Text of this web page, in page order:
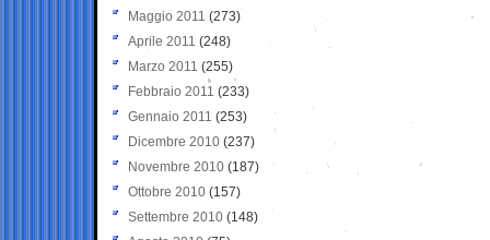
Maggio 2011 (273)
Aprile 2011 (248)
Marzo 2011 (255)
Febbraio 2011 (233)
Gennaio 2011 (253)
Dicembre 2010 (237)
Novembre 2010 (187)
Ottobre 2010 (157)
Settembre 2010 (148)